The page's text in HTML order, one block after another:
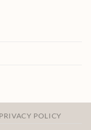
PRIVACY POLICY